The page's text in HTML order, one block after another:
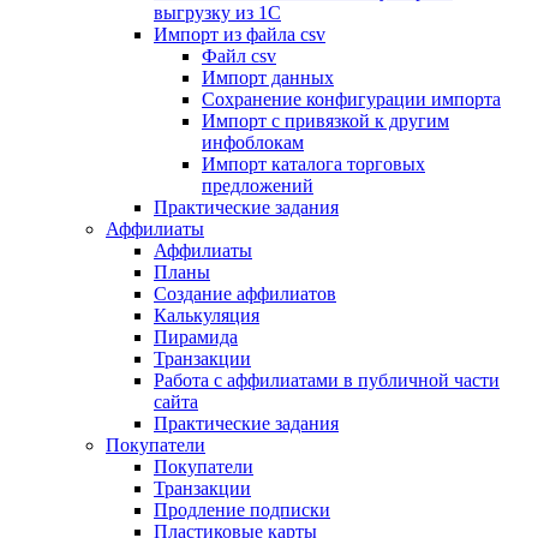
выгрузку из 1С
Импорт из файла csv
Файл csv
Импорт данных
Сохранение конфигурации импорта
Импорт с привязкой к другим
инфоблокам
Импорт каталога торговых
предложений
Практические задания
Аффилиаты
Аффилиаты
Планы
Создание аффилиатов
Калькуляция
Пирамида
Транзакции
Работа с аффилиатами в публичной части
сайта
Практические задания
Покупатели
Покупатели
Транзакции
Продление подписки
Пластиковые карты